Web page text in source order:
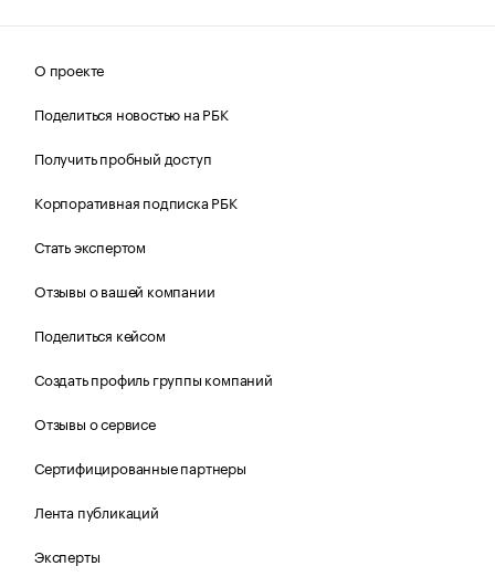
О проекте
Поделиться новостью на РБК
Получить пробный доступ
Корпоративная подписка РБК
Стать экспертом
Отзывы о вашей компании
Поделиться кейсом
Создать профиль группы компаний
Отзывы о сервисе
Сертифицированные партнеры
Лента публикаций
Эксперты